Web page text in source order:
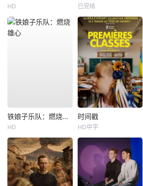
HD 已完结
铁娘子乐队：燃烧雄心
HD
时间戳
HD中字